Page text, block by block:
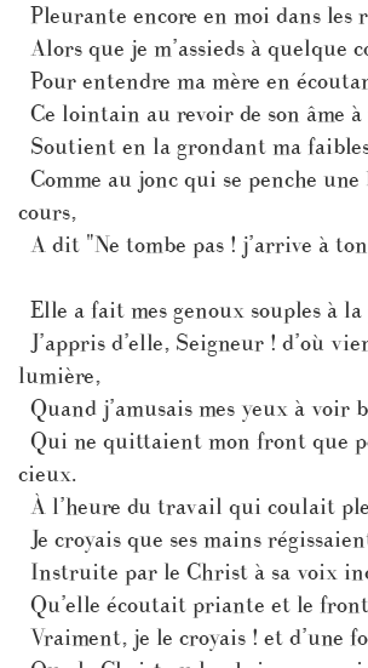
Pleurante encore en moi dans les
Alors que je m’assieds à quelque
Pour entendre ma mère en
Ce lointain au revoir de son âme à
Soutient en la grondant ma
Comme au jonc qui se penche une
cours,
A dit "Ne tombe pas ! j’arrive à ton
Elle a fait mes genoux souples à
J’appris d’elle, Seigneur ! d’où
lumière,
Quand j’amusais mes yeux à voir
Qui ne quittaient mon front que
cieux.
À l’heure du travail qui coulait
Je croyais que ses mains
Instruite par le Christ à sa voix
Qu’elle écoutait priante et le
Vraiment, je le croyais ! et d’une